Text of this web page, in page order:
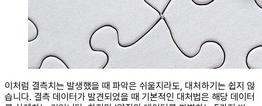
이처럼 결측치는 발생했을 때 파악은 쉬울지라도, 대처하기는 쉽지 않
습니다. 결측 데이터가 발견되었을 때 기본적인 대처법은 해당 데이터